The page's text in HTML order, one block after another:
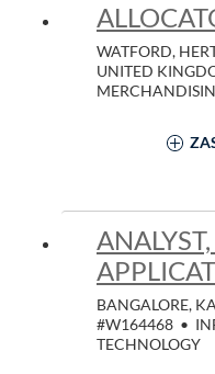
WATFORD,
UNITED
BANGALORE,
#W164468 •
TECHNOLOGY